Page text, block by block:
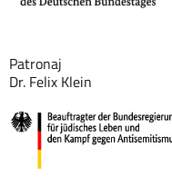
Patronaj
Dr. Felix Klein